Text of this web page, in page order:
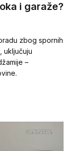
i garaže?
zbog spornih
uključuju
–